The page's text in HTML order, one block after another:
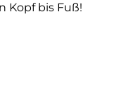
Kopf bis Fuß!